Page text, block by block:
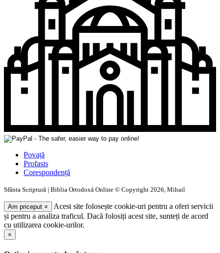
Povață
Profasis
Corespondență
Sfânta Scriptură | Biblia Ortodoxă Online © Copyright 2026, Mihail
Am priceput ×
Acest site folosește cookie-uri pentru a oferi servicii
și pentru a analiza traficul. Dacă folosiți acest site, sunteți de acord
cu utilizarea cookie-urilor.
×